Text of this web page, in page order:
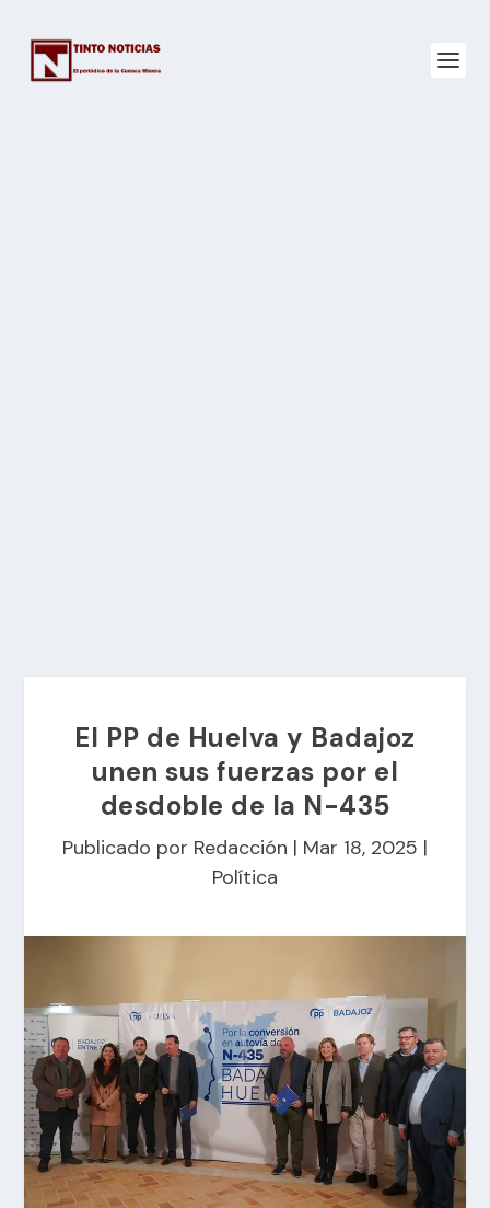
El PP de Huelva y Badajoz
unen sus fuerzas por el
desdoble de la N-435
Publicado por Redacción | Mar 18, 2025 |
Política